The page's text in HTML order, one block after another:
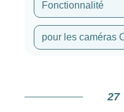
Fonctionnalité
pour les caméras
27